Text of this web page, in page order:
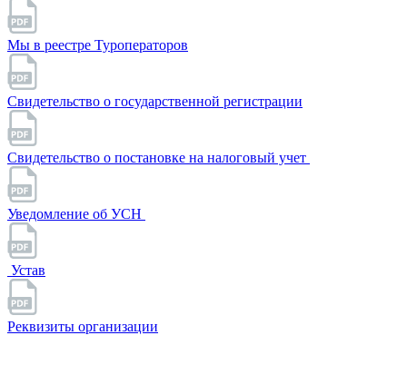
Мы в реестре Туроператоров
Свидетельство о государственной регистрации
Свидетельство о постановке на налоговый учет
Уведомление об УСН
Устав
Реквизиты организации